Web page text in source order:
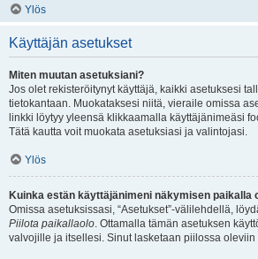
Ylös
Käyttäjän asetukset
Miten muutan asetuksiani?
Jos olet rekisteröitynyt käyttäjä, kaikki asetuksesi
tietokantaan. Muokataksesi niitä, vieraile omissa
linkki löytyy yleensä klikkaamalla käyttäjänimeäsi
Tätä kautta voit muokata asetuksiasi ja valintojasi.
Ylös
Kuinka estän käyttäjänimeni näkymisen paikalla
Omissa asetuksissasi, “Asetukset”-välilehdellä,
Piilota paikallaolo. Ottamalla tämän asetuksen
valvojille ja itsellesi. Sinut lasketaan piilossa oleviin